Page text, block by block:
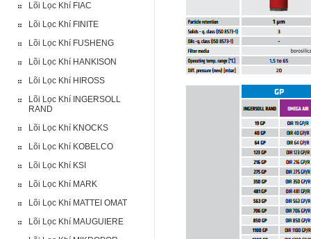
Lõi Lọc Khí FIAC
Lõi Lọc Khí FINITE
Lõi Lọc Khí FUSHENG
Lõi Lọc Khí HANKISON
Lõi Lọc Khí HIROSS
Lõi Lọc Khí INGERSOLL
RAND
Lõi Lọc Khí KNOCKS
Lõi Lọc Khí KOBELCO
Lõi Lọc Khí KSI
Lõi Lọc Khí MARK
Lõi Lọc Khí MATTEI OMAT
Lõi Lọc Khí MAUGUIERE